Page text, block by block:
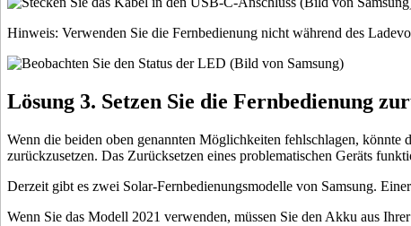
Hinweis: Verwenden Sie die Fernbedienung nicht während des
Lösung 3. Setzen Sie die Fernbedienung
Wenn die beiden oben genannten Möglichkeiten fehlschlagen,
zurückzusetzen. Das Zurücksetzen eines problematischen Geräts
Derzeit gibt es zwei Solar-Fernbedienungsmodelle von Samsung.
Wenn Sie das Modell 2021 verwenden, müssen Sie den Akku aus